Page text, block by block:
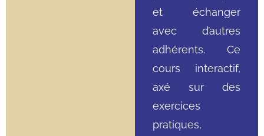
et échanger
avec d’autres
adhérents. Ce
cours interactif,
axé sur des
exercices
pratiques,